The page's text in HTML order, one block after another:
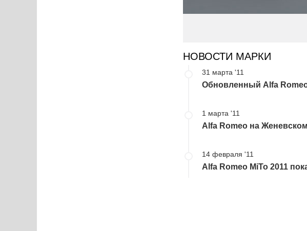
НОВОСТИ МАРКИ
31 марта '11
Обновленный Alfa
1 марта '11
Alfa Romeo на
14 февраля '11
Alfa Romeo MiTo 2011